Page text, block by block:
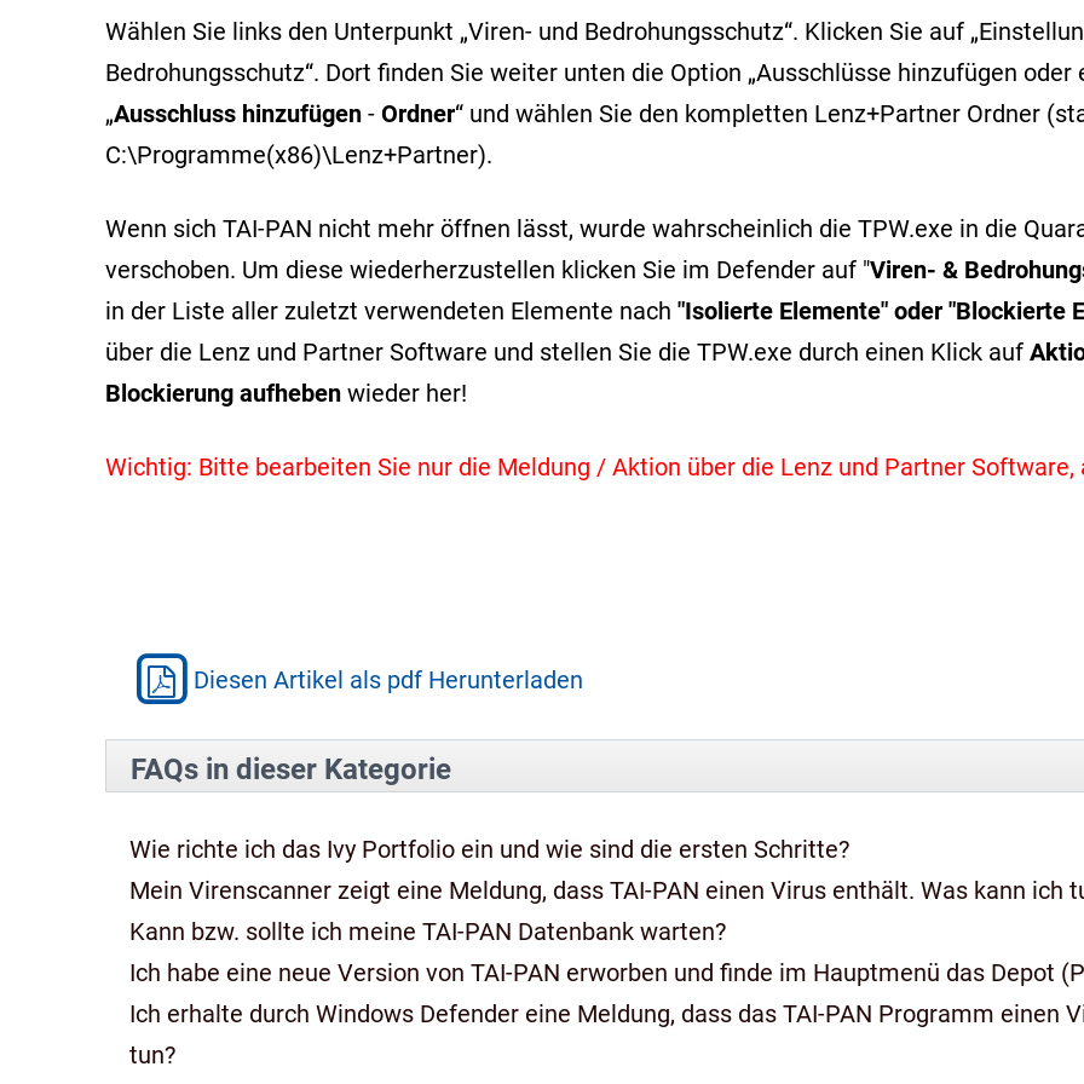
Wählen Sie links den Unterpunkt „Viren- und Bedrohungsschutz“. Klicken Sie auf
Bedrohungsschutz“. Dort finden Sie weiter unten die Option „Ausschlüsse hinzufügen oder
„Ausschluss hinzufügen - Ordner“ und wählen Sie den kompletten Lenz+Partner Ordner
C:\Programme(x86)\Lenz+Partner).
Wenn sich TAI-PAN nicht mehr öffnen lässt, wurde wahrscheinlich die TPW.exe in die
verschoben. Um diese wiederherzustellen klicken Sie im Defender auf "Viren- &
in der Liste aller zuletzt verwendeten Elemente nach "Isolierte Elemente" oder "Blockierte
über die Lenz und Partner Software und stellen Sie die TPW.exe durch einen Klick auf
Blockierung aufheben wieder her!
Wichtig: Bitte bearbeiten Sie nur die Meldung / Aktion über die Lenz und Partner Software,
Diesen Artikel als pdf Herunterladen
FAQs in dieser Kategorie
Wie richte ich das Ivy Portfolio ein und wie sind die ersten Schritte?
Mein Virenscanner zeigt eine Meldung, dass TAI-PAN einen Virus enthält. Was kann ich
Kann bzw. sollte ich meine TAI-PAN Datenbank warten?
Ich habe eine neue Version von TAI-PAN erworben und finde im Hauptmenü das Depot
Ich erhalte durch Windows Defender eine Meldung, dass das TAI-PAN Programm einen
tun?